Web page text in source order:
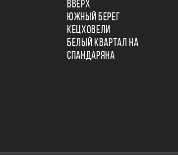
ВВЕРХ
ЮЖНЫЙ БЕРЕГ
КЕЦХОВЕЛИ
БЕЛЫЙ КВАРТАЛ НА
СПАНДАРЯНА